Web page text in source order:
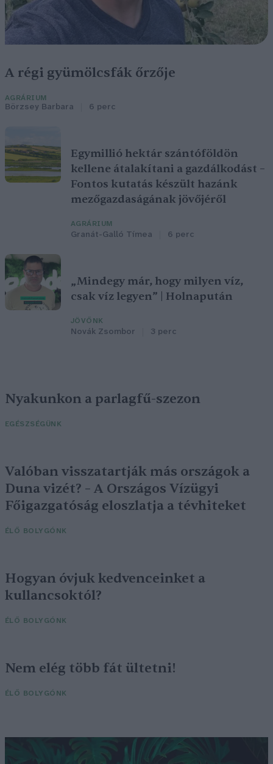
A régi gyümölcsfák őrzője
AGRÁRIUM
Börzsey Barbara 6 perc
Egymillió hektár szántóföldön
kellene átalakítani a gazdálkodást –
Fontos kutatás készült hazánk
mezőgazdaságának jövőjéről
AGRÁRIUM
Granát-Galló Tímea 6 perc
„Mindegy már, hogy milyen víz,
csak víz legyen” | Holnapután
JÖVŐNK
Novák Zsombor 3 perc
Nyakunkon a parlagfű-szezon
EGÉSZSÉGÜNK
Valóban visszatartják más országok a
Duna vizét? – A Országos Vízügyi
Főigazgatóság eloszlatja a tévhiteket
ÉLŐ BOLYGÓNK
Hogyan óvjuk kedvenceinket a
kullancsoktól?
ÉLŐ BOLYGÓNK
Nem elég több fát ültetni!
ÉLŐ BOLYGÓNK